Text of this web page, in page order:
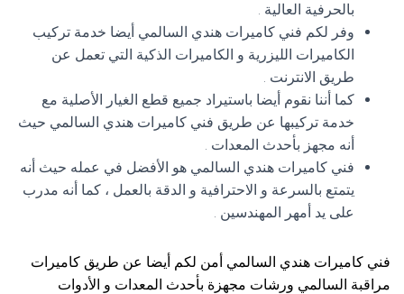
بالحرفية العالية .
وفر لكم فني كاميرات هندي السالمي أيضا خدمة تركيب
الكاميرات الليزرية و الكاميرات الذكية التي تعمل عن
طريق الانترنت .
كما أننا نقوم أيضا باستيراد جميع قطع الغيار الأصلية مع
خدمة تركيبها عن طريق فني كاميرات هندي السالمي حيث
أنه مجهز بأحدث المعدات .
فني كاميرات هندي السالمي هو الأفضل في عمله حيث أنه
يتمتع بالسرعة و الاحترافية و الدقة بالعمل ، كما أنه مدرب
على يد أمهر المهندسين .
فني كاميرات هندي السالمي أمن لكم أيضا عن طريق كاميرات
مراقبة السالمي ورشات مجهزة بأحدث المعدات و الأدوات